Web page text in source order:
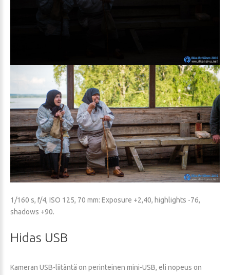
1/160 s, f/4, ISO 125, 70 mm: Exposure +2,40, highlights -76,
shadows +90.
Hidas USB
Kameran USB-liitäntä on perinteinen mini-USB, eli nopeus on